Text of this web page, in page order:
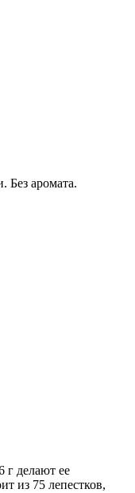
Без аромата.
г делают ее
из 75 лепестков,